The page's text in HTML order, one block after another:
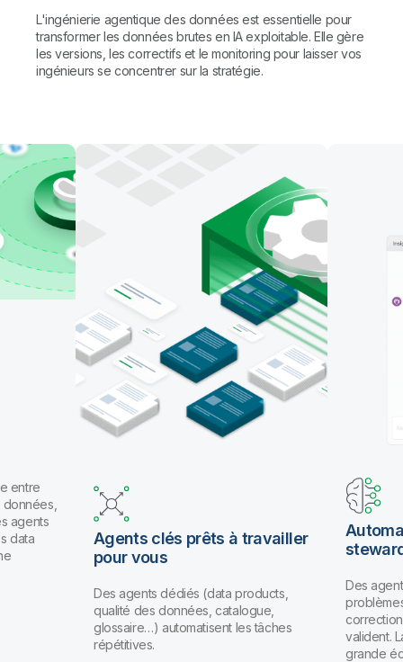
de vos données
Les règles personnalisées et les agents IA détectent
et profilent les problèmes de qualité, puis proposent
Automatisez la gestion du data warehouse,
des lakehouses et du data lake prêt pour l'IA
avec des agents de codage comme Claude Code
et GitHub Copilot, ou utilisez l'assistant IA de Qlik
pour travailler en langage naturel.
L'ingénierie agentique des données est essentielle pour
transformer les données brutes en IA exploitable. Elle gère
les versions, les correctifs et le monitoring pour laisser vos
ingénieurs se concentrer sur la stratégie.
entre
agents
data
Agents clés prêts à travailler
pour vous
Des agents dédiés (data products,
qualité des données, catalogue,
glossaire…) automatisent les tâches
répétitives.
Des
valident.
grande